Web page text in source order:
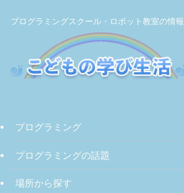
プログラミングスクール・ロボット教室の情報
プログラミング
プログラミングの話題
場所から探す